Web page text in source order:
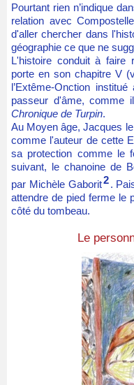
Pourtant rien n’indique
relation avec
d'aller chercher dans
géographie ce que ne
L'histoire conduit à faire
porte en son chapitre V
l’Extême-Onction
passeur d'âme, comme
Chronique de Turpin.
Au Moyen âge, Jacques
comme l'auteur de cette
sa protection comme le
suivant, le chanoine de
par Michèle Gaborit2 .
attendre de pied ferme le
côté du tombeau.
Le